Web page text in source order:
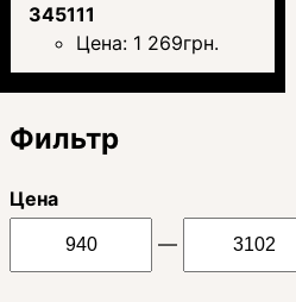
345111
Цена: 1 269грн.
Фильтр
Цена
—